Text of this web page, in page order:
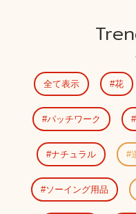
全て表示 花
パッチワーク
ナチュラル
ソーイング用品